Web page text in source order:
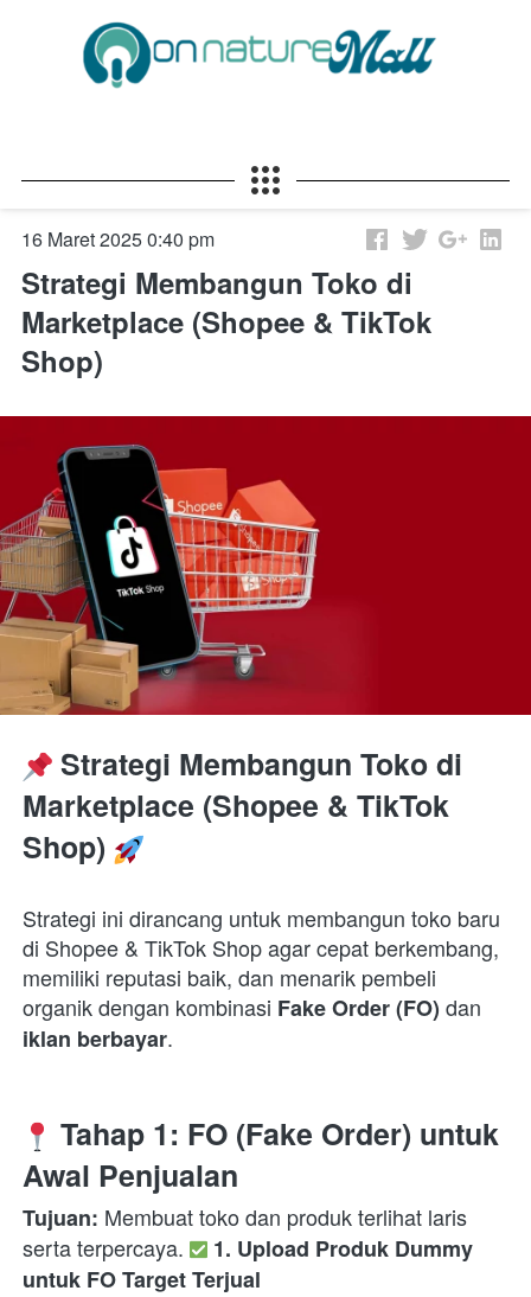
16 Maret 2025 0:40 pm
Strategi Membangun Toko di
Marketplace (Shopee & TikTok
Shop)
Strategi Membangun Toko di
Marketplace (Shopee & TikTok
Shop)
Strategi ini dirancang untuk membangun toko baru
di Shopee & TikTok Shop agar cepat berkembang,
memiliki reputasi baik, dan menarik pembeli
organik dengan kombinasi Fake Order (FO)
iklan berbayar.
Tahap 1: FO (Fake Order) untuk
Awal Penjualan
Tujuan: Membuat toko dan produk terlihat laris
serta terpercaya.
1. Upload Produk Dummy
untuk FO Target Terjual